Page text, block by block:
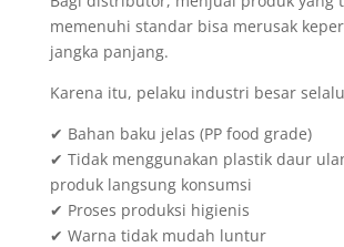
memenuhi standar bisa merusak
jangka panjang.
Karena itu, pelaku industri besar
✔ Bahan baku jelas (PP food grade)
✔ Tidak menggunakan plastik daur
produk langsung konsumsi
✔ Proses produksi higienis
✔ Warna tidak mudah luntur